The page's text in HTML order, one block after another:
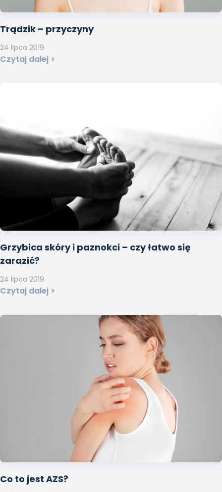
Trądzik – przyczyny
Czytaj dalej >
24 lipca 2019
Grzybica skóry i paznokci – czy łatwo się
zarazić?
Czytaj dalej >
24 lipca 2019
Co to jest AZS?